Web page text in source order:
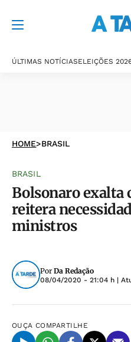
ÚLTIMAS NOTÍCIASELEIÇÕES
HOME>BRASIL
BRASIL
Bolsonaro exalta
reitera
ministros
Por Da Redação
08/04/2020 - 21:04 h |
OUÇA COMPARTILHE